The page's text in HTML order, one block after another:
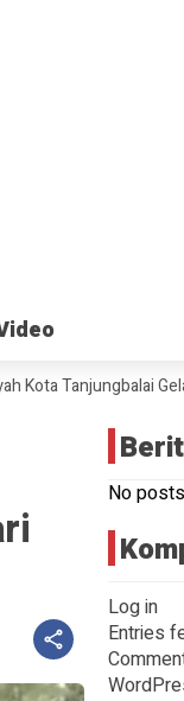
Gelar
No
Log in
Entries